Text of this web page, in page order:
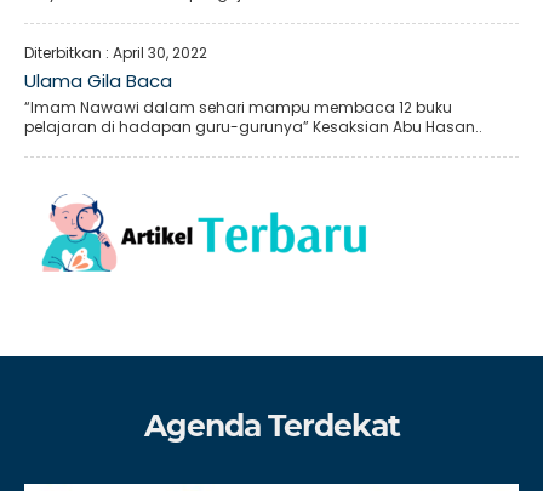
Diterbitkan : April 30, 2022
Ulama Gila Baca
“Imam Nawawi dalam sehari mampu membaca 12 buku
pelajaran di hadapan guru-gurunya” Kesaksian Abu Hasan..
Agenda Terdekat